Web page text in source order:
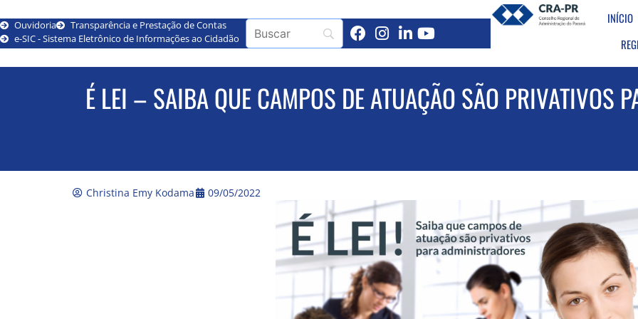
Ouvidoria
Transparência e Prestação de Contas
e-SIC - Sistema Eletrônico de Informações ao Cidadão
INÍCIO
É LEI – SAIBA QUE CAMPOS DE ATUAÇÃO SÃO PRIVATIVOS
Christina Emy Kodama 09/05/2022